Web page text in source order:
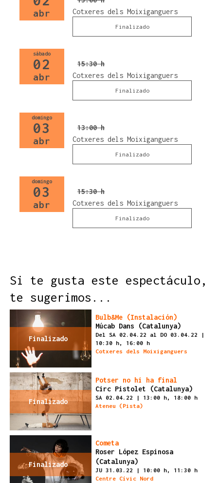
abr
Cotxeres dels Moixiganguers
Finalizado
sábado
02
abr
15:30 h
Cotxeres dels Moixiganguers
Finalizado
domingo
03
abr
13:00 h
Cotxeres dels Moixiganguers
Finalizado
domingo
03
abr
15:30 h
Cotxeres dels Moixiganguers
Finalizado
Si te gusta este espectáculo,
te sugerimos...
Finalizado
Bulb&Me (Instalación)
Múcab Dans (Catalunya)
Del SA 02.04.22 al DO 03.04.22 |
10:30 h,
16:00 h
Cotxeres dels Moixiganguers
Finalizado
Potser no hi ha final
Circ Pistolet (Catalunya)
SA 02.04.22 | 13:00 h,
18:00 h
Ateneu (Pista)
Finalizado
Cometa
Roser López Espinosa
(Catalunya)
JU 31.03.22 | 10:00 h,
11:30 h
Centre Cívic Nord